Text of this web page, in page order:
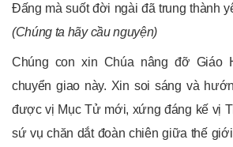
Đấng mà suốt đời ngài đã trung thành
(Chúng ta hãy cầu nguyện)
Chúng con xin Chúa nâng đỡ Giáo
chuyển giao này. Xin soi sáng và
được vị Mục Tử mới, xứng đáng kế vị
sứ vụ chăn dắt đoàn chiên giữa thế